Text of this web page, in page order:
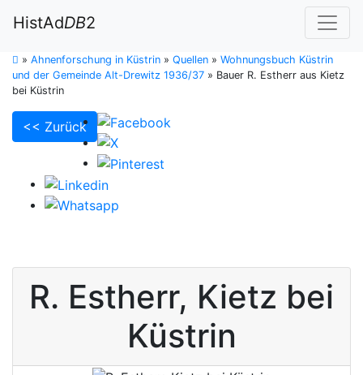
HistAdDB2
» Ahnenforschung in Küstrin » Quellen » Wohnungsbuch Küstrin
und der Gemeinde Alt-Drewitz 1936/37 » Bauer R. Estherr aus Kietz
bei Küstrin
<< Zurück
R. Estherr, Kietz bei
Küstrin